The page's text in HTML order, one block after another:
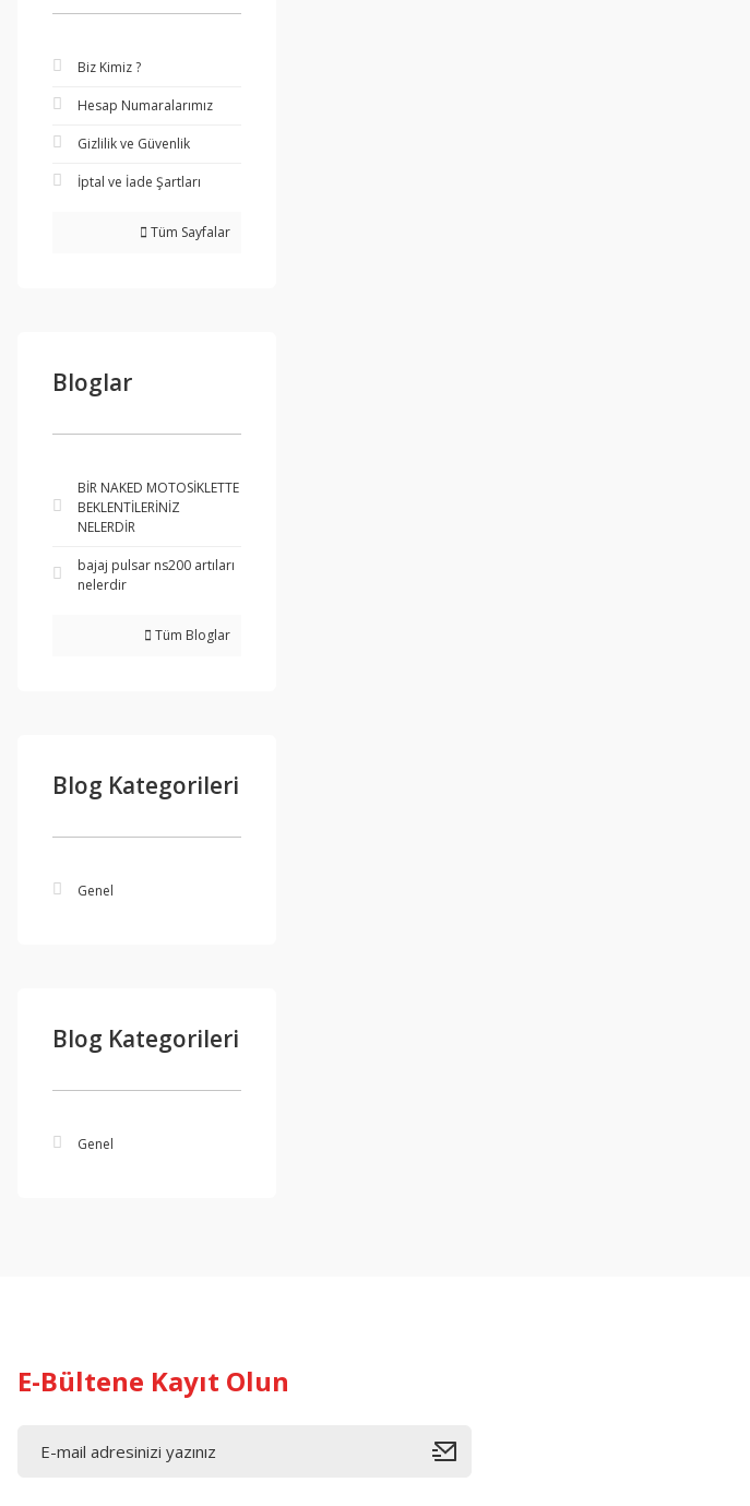
Biz Kimiz ?
Hesap Numaralarımız
Gizlilik ve Güvenlik
İptal ve İade Şartları
Tüm Sayfalar
Bloglar
BİR NAKED MOTOSİKLETTE
BEKLENTİLERİNİZ
NELERDİR
bajaj pulsar ns200 artıları
nelerdir
Tüm Bloglar
Blog Kategorileri
Genel
Blog Kategorileri
Genel
E-Bültene Kayıt Olun